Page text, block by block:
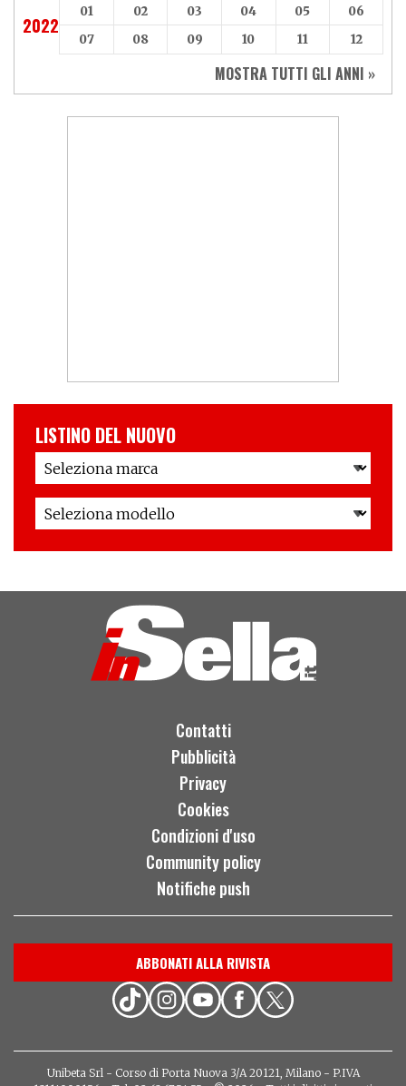
2022
01 02 03 04 05
06
07
08 09 10 11 12
MOSTRA TUTTI GLI ANNI »
LISTINO DEL NUOVO
Contatti
Pubblicità
Privacy
Cookies
Condizioni d'uso
Community policy
Notifiche push
ABBONATI ALLA RIVISTA
Unibeta Srl - Corso di Porta Nuova 3/A 20121, Milano - P.IVA